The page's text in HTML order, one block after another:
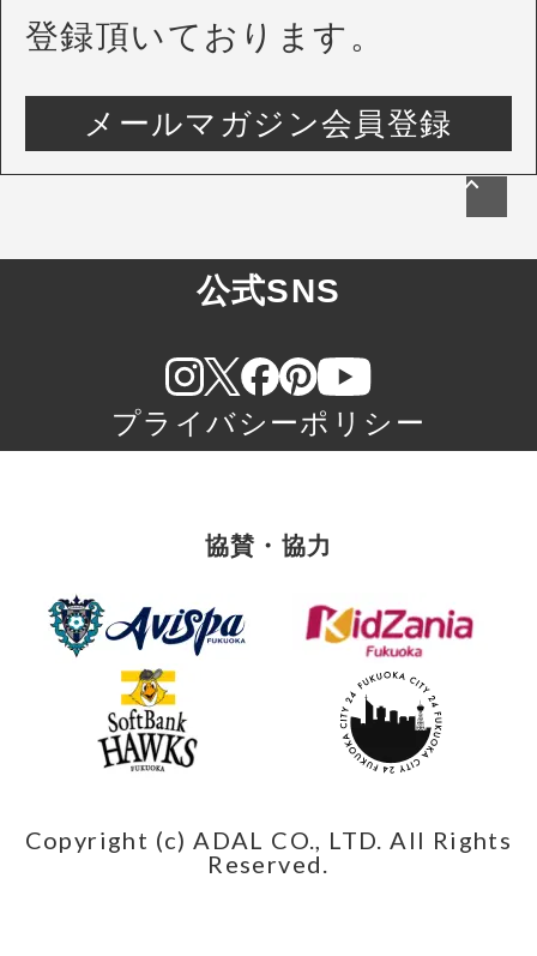
登録頂いております。
メールマガジン会員登録
公式SNS
プライバシーポリシー
協賛・協力
Copyright (c) ADAL CO., LTD. All Rights
Reserved.